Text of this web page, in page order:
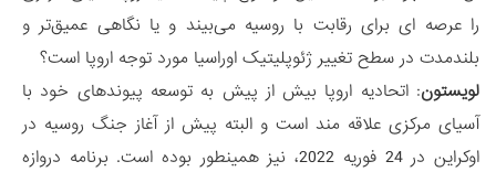
را عرصه ای برای رقابت با روسیه می‌بیند و یا نگاهی عمیق‌تر و
بلندمدت در سطح تغییر ژئوپلیتیک اوراسیا مورد توجه اروپا است؟
لویستون: اتحادیه اروپا بیش از پیش به توسعه پیوندهای خود با
آسیای مرکزی علاقه مند است و البته پیش از آغاز جنگ روسیه در
اوکراین در 24 فوریه 2022، نیز همینطور بوده است. برنامه دروازه